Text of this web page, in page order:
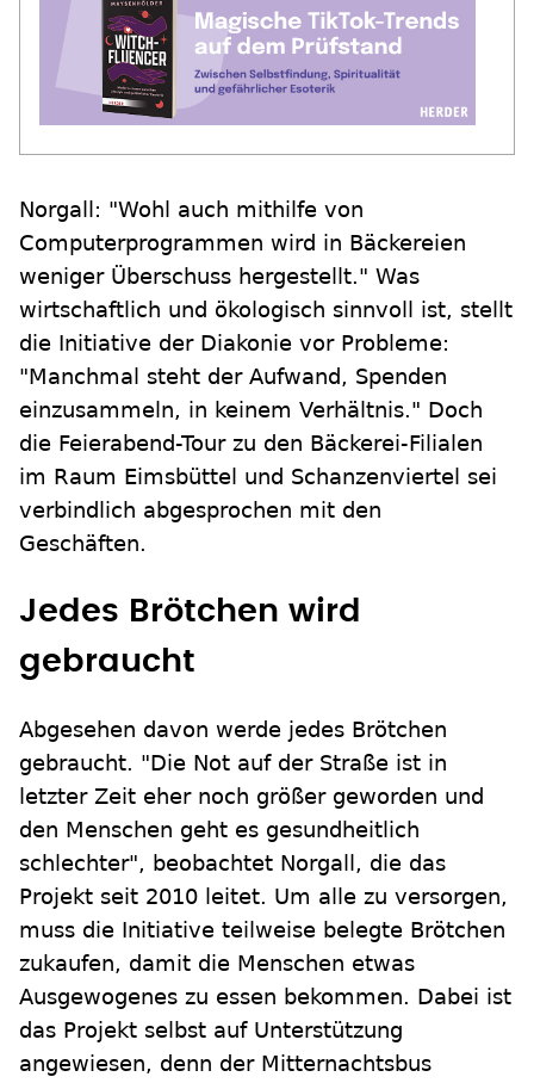
Norgall: "Wohl auch mithilfe von
Computerprogrammen wird in Bäckereien
weniger Überschuss hergestellt." Was
wirtschaftlich und ökologisch sinnvoll ist, stellt
die Initiative der Diakonie vor Probleme:
"Manchmal steht der Aufwand, Spenden
einzusammeln, in keinem Verhältnis." Doch
die Feierabend-Tour zu den Bäckerei-Filialen
im Raum Eimsbüttel und Schanzenviertel sei
verbindlich abgesprochen mit den
Geschäften.
Jedes Brötchen wird
gebraucht
Abgesehen davon werde jedes Brötchen
gebraucht. "Die Not auf der Straße ist in
letzter Zeit eher noch größer geworden und
den Menschen geht es gesundheitlich
schlechter", beobachtet Norgall, die das
Projekt seit 2010 leitet. Um alle zu versorgen,
muss die Initiative teilweise belegte Brötchen
zukaufen, damit die Menschen etwas
Ausgewogenes zu essen bekommen. Dabei ist
das Projekt selbst auf Unterstützung
angewiesen, denn der Mitternachtsbus